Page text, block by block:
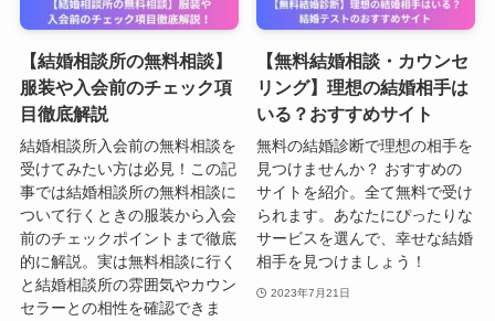
【結婚相談所の無料相談】
服装や入会前のチェック項
目徹底解説
結婚相談所入会前の無料相談を
受けてみたい方は必見！この記
事では結婚相談所の無料相談に
ついて行くときの服装から入会
前のチェックポイントまで徹底
的に解説。実は無料相談に行く
と結婚相談所の雰囲気やカウン
セラーとの相性を確認できま
【無料結婚相談・カウンセ
リング】理想の結婚相手は
いる？おすすめサイト
無料の結婚診断で理想の相手を
見つけませんか？ おすすめの
サイトを紹介。全て無料で受け
られます。あなたにぴったりな
サービスを選んで、幸せな結婚
相手を見つけましょう！
2023年7月21日